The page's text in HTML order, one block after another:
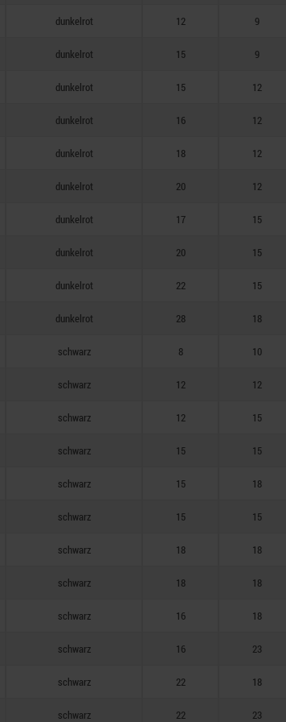
dunkelrot 12 9
dunkelrot 15 9
dunkelrot 15 12
dunkelrot 16 12
dunkelrot 18 12
dunkelrot 20 12
dunkelrot 17 15
dunkelrot 20 15
dunkelrot 22 15
dunkelrot 28 18
schwarz 8 10
schwarz 12 12
schwarz 12 15
schwarz 15 15
schwarz 15 18
schwarz 15 15
schwarz 18 18
schwarz 18 18
schwarz 16 18
schwarz 16 23
schwarz 22 18
schwarz 22 23